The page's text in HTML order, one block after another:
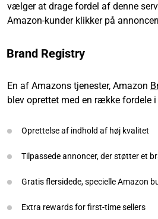
vælger at drage fordel af denne
Amazon-kunder klikker på
Brand Registry
En af Amazons tjenester, Amazon
blev oprettet med en række fordele i
Oprettelse af indhold af høj kvalitet
Tilpassede annoncer, der støtter et
Gratis flersidede, specielle Amazon
Extra rewards for first-time sellers